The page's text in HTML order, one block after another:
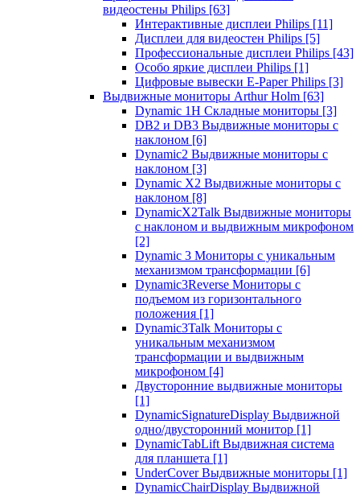
видеостены Philips [63]
Интерактивные дисплеи Philips [11]
Дисплеи для видеостен Philips [5]
Профессиональные дисплеи Philips [43]
Особо яркие дисплеи Philips [1]
Цифровые вывески E-Paper Philips [3]
Выдвижные мониторы Arthur Holm [63]
Dynamic 1Н Складные мониторы [3]
DB2 и DB3 Выдвижные мониторы с
наклоном [6]
Dynamic2 Выдвижные мониторы с
наклоном [3]
Dynamic X2 Выдвижные мониторы с
наклоном [8]
DynamicX2Talk Выдвижные мониторы
с наклоном и выдвижным микрофоном
[2]
Dynamic 3 Мониторы с уникальным
механизмом трансформации [6]
Dynamic3Reverse Мониторы с
подъемом из горизонтального
положения [1]
Dynamic3Talk Мониторы с
уникальным механизмом
трансформации и выдвижным
микрофоном [4]
Двусторонние выдвижные мониторы
[1]
DynamicSignatureDisplay Выдвижной
одно/двусторонний монитор [1]
DynamicTabLift Выдвижная система
для планшета [1]
UnderCover Выдвижные мониторы [1]
DynamicChairDisplay Выдвижной